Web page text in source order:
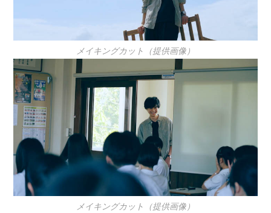
メイキングカット（提供画像）
メイキングカット（提供画像）